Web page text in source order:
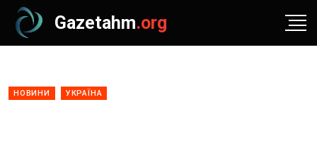
Gazetahm.org
НОВИНИ УКРАЇНА